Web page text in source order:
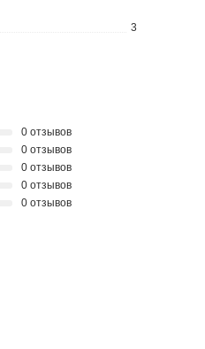
3
0 отзывов
0 отзывов
0 отзывов
0 отзывов
0 отзывов